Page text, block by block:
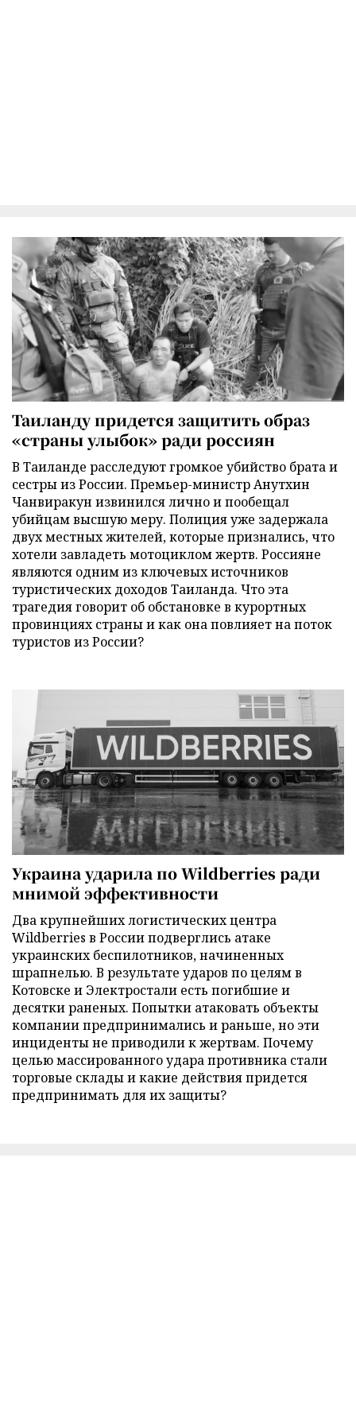
Таиланду придется защитить образ
«страны улыбок» ради россиян
В Таиланде расследуют громкое убийство брата и
сестры из России. Премьер-министр Анутхин
Чанвиракун извинился лично и пообещал
убийцам высшую меру. Полиция уже задержала
двух местных жителей, которые признались, что
хотели завладеть мотоциклом жертв. Россияне
являются одним из ключевых источников
туристических доходов Таиланда. Что эта
трагедия говорит об обстановке в курортных
провинциях страны и как она повлияет на поток
туристов из России?
Украина ударила по Wildberries ради
мнимой эффективности
Два крупнейших логистических центра
Wildberries в России подверглись атаке
украинских беспилотников, начиненных
шрапнелью. В результате ударов по целям в
Котовске и Электростали есть погибшие и
десятки раненых. Попытки атаковать объекты
компании предпринимались и раньше, но эти
инциденты не приводили к жертвам. Почему
целью массированного удара противника стали
торговые склады и какие действия придется
предпринимать для их защиты?